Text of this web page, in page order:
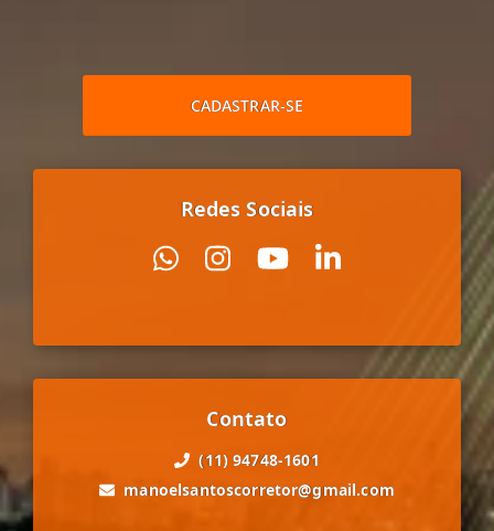
CADASTRAR-SE
Redes Sociais
Contato
(11) 94748-1601
manoelsantoscorretor@gmail.com